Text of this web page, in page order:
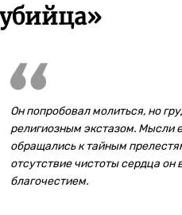
Он попробовал молиться, но
религиозным экстазом. Мысли
обращались к тайным
отсутствие чистоты сердца
благочестием.